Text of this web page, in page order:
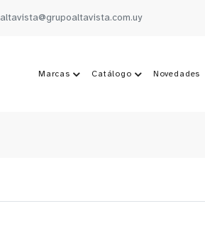
altavista@grupoaltavista.com.uy
Marcas Catálogo Novedades